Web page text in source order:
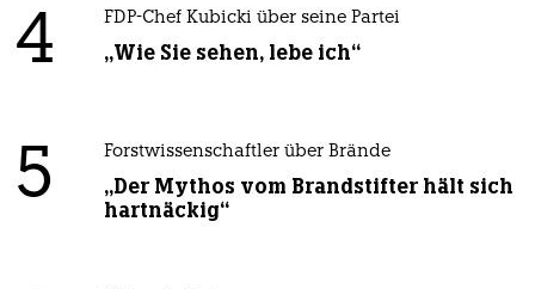
4 FDP-Chef Kubicki über seine Partei
„Wie Sie sehen, lebe ich“
5 Forstwissenschaftler über Brände
„Der Mythos vom Brandstifter hält sich
hartnäckig“